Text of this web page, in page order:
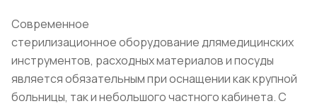
Современное
стерилизационное оборудование длямедицинских
инструментов, расходных материалов и посуды
является обязательным при оснащении как крупной
больницы, так и небольшого частного кабинета. С